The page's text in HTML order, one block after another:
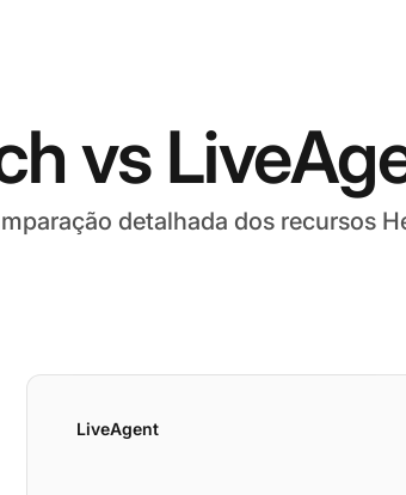
vs
detalhada dos recursos
LiveAgent